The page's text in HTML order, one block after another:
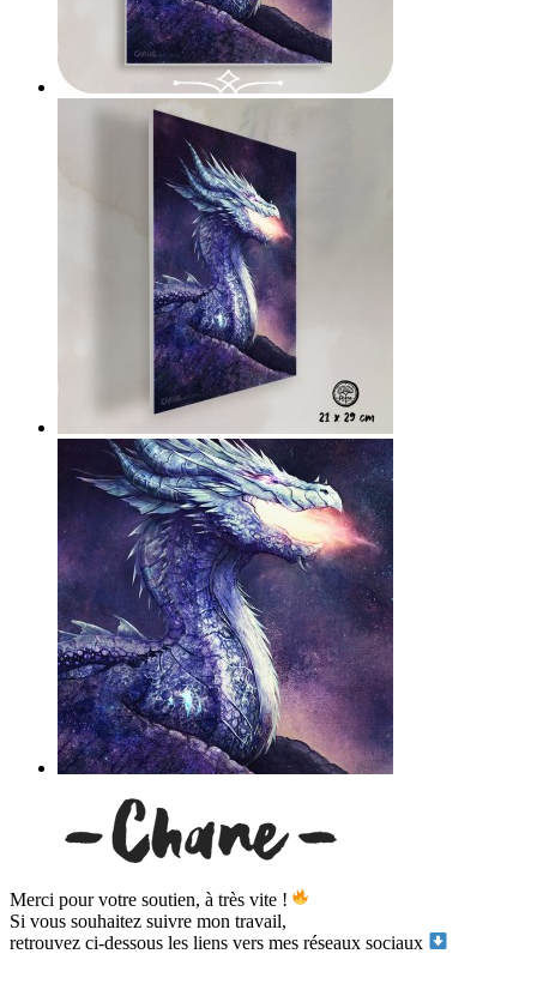
Merci pour votre soutien, à très vite !
Si vous souhaitez suivre mon travail,
retrouvez ci-dessous les liens vers mes réseaux sociaux